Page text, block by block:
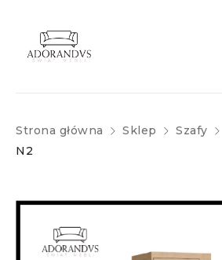
Strona główna Sklep Szafy
N2